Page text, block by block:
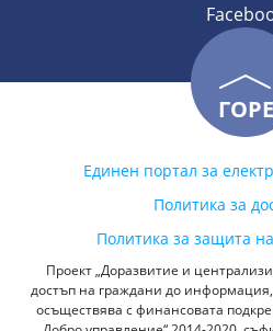
ГОРЕ
Единен портал за
Политика за
Политика за защита
Проект „Доразвитие и
достъп на граждани до информация,
осъществява с финансовата